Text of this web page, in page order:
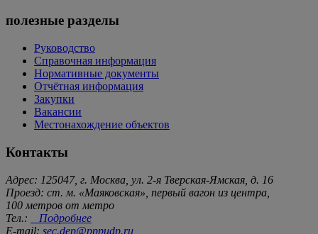
полезные разделы
Руководство
Справочная информация
Нормативные документы
Отчётная информация
Закупки
Вакансии
Местонахождение объектов
Контакты
Адрес: 125047, г. Москва, ул. 2-я Тверская-Ямская, д. 16
Проезд: ст. м. «Маяковская», первый вагон из центра,
100 метров от метро
Тел.:
Подробнее
E-mail: sec.dep@pppudp.ru